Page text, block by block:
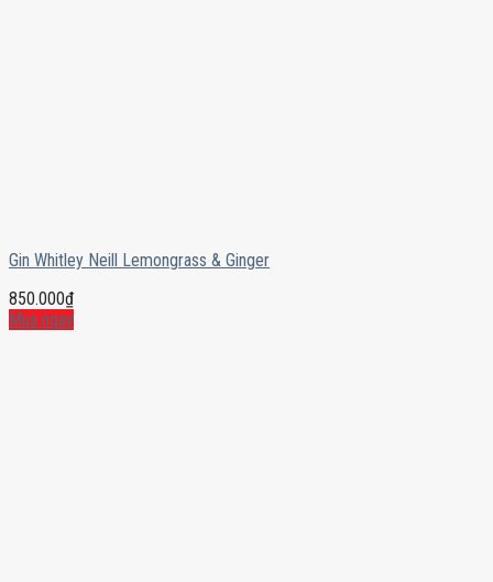
Gin Whitley Neill Lemongrass & Ginger
850.000₫
Mua ngay